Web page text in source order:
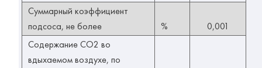
Суммарный коэффициент
подсоса, не более
%
0,001
Содержание СО2 во
вдыхаемом воздухе, по